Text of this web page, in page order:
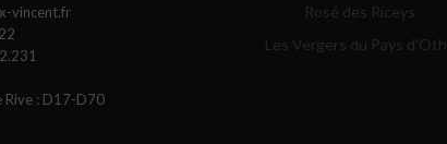
vincent.fr
Rive : D17-D70
Rosé des Riceys
Les Vergers du Pays d'Oth